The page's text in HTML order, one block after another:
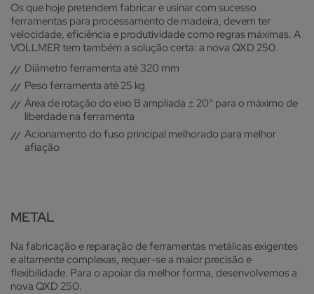
Os que hoje pretendem fabricar e usinar com sucesso
ferramentas para processamento de madeira, devem ter
velocidade, eficiência e produtividade como regras máximas. A
VOLLMER tem também a solução certa: a nova QXD 250.
Diâmetro ferramenta até 320 mm
Peso ferramenta até 25 kg
Área de rotação do eixo B ampliada ± 20° para o máximo de
liberdade na ferramenta
Acionamento do fuso principal melhorado para melhor
afiação
METAL
Na fabricação e reparação de ferramentas metálicas exigentes
e altamente complexas, requer-se a maior precisão e
flexibilidade. Para o apoiar da melhor forma, desenvolvemos a
nova QXD 250.